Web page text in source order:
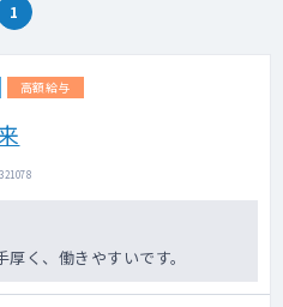
1
高額給与
く、働きやすいです。